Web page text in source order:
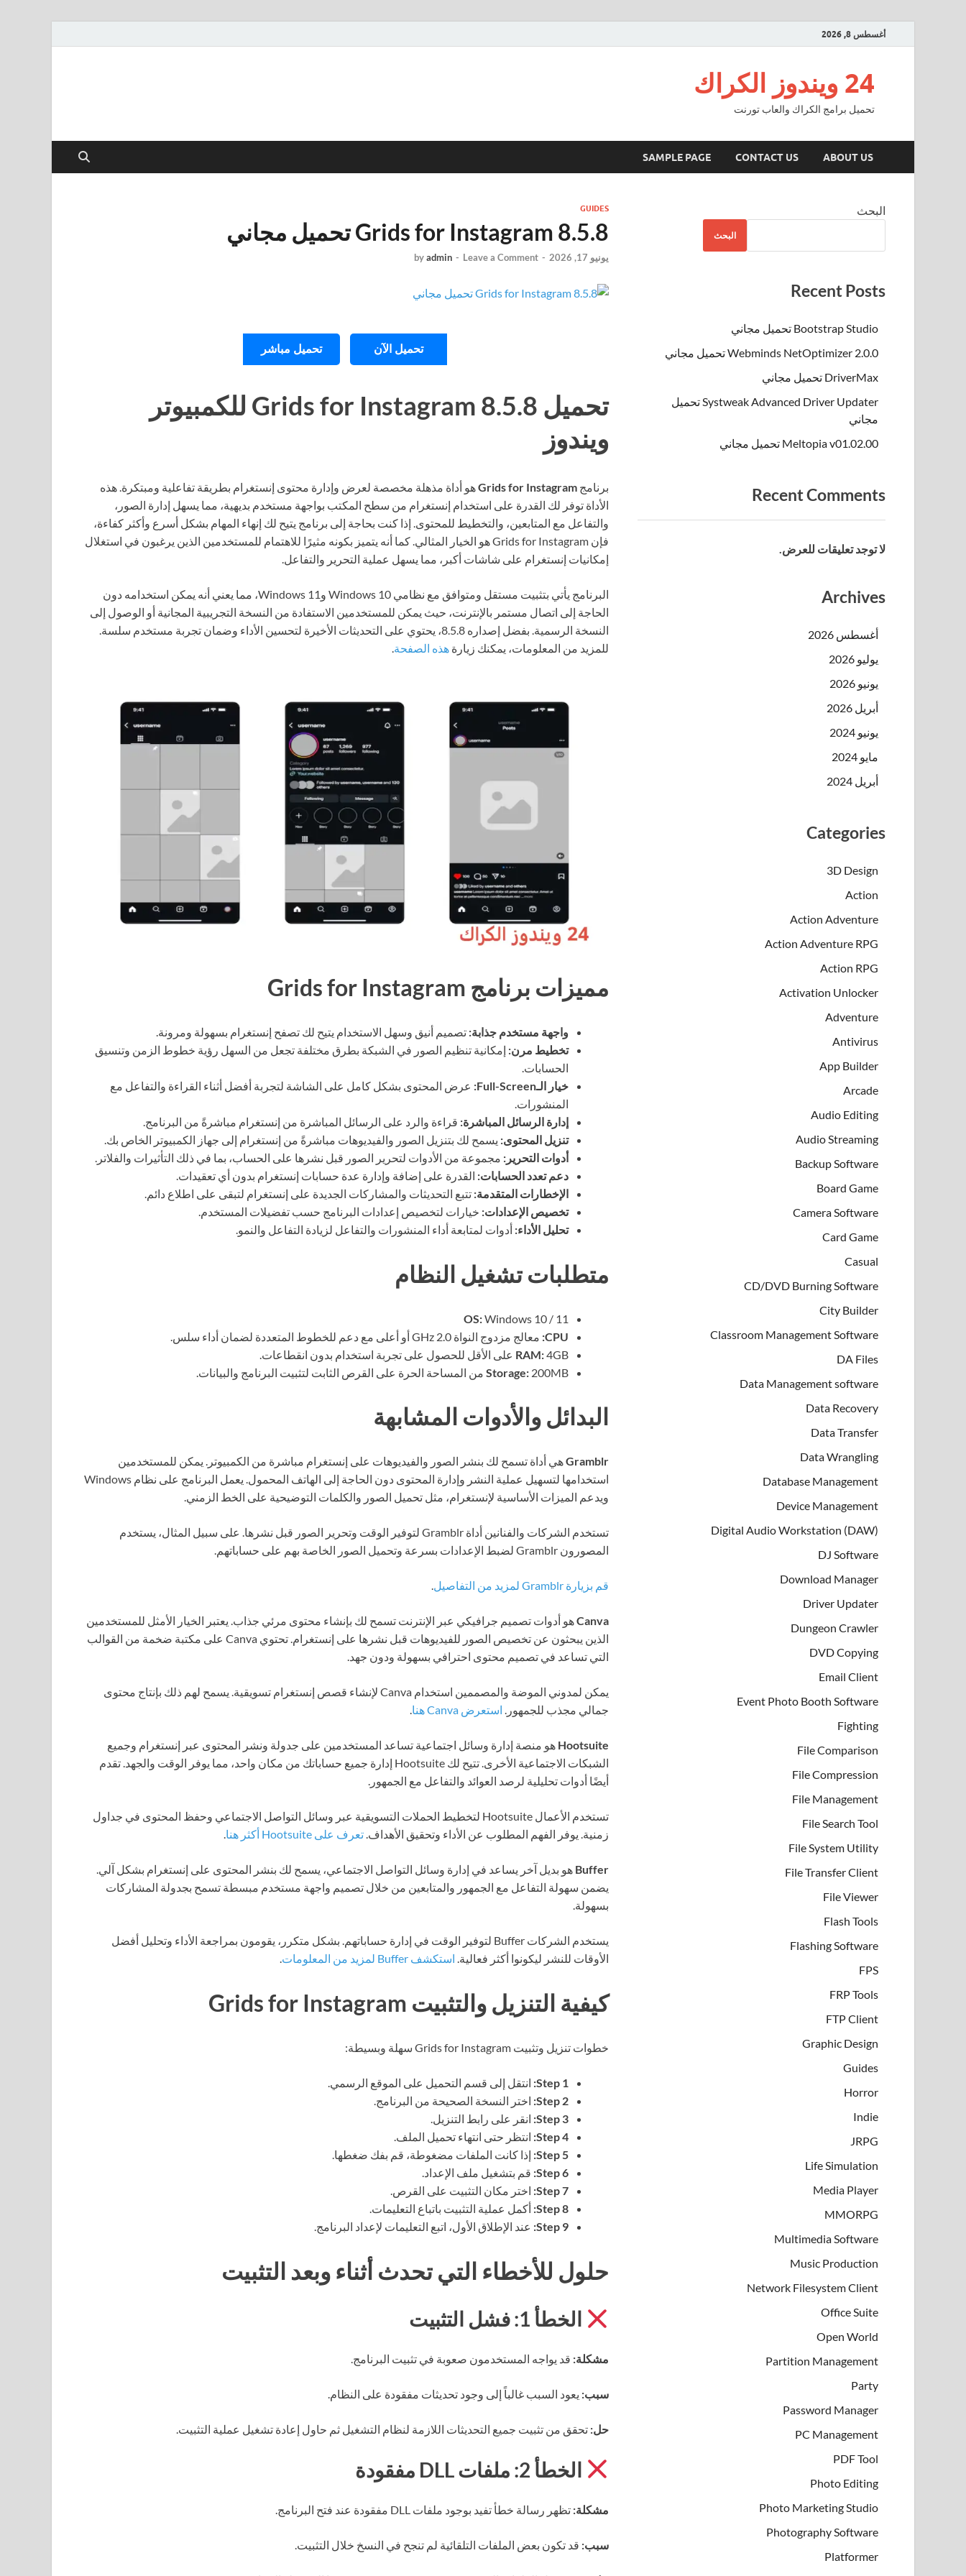
أغسطس 8, 2026
24 ويندوز الكراك
تحميل برامج الكراك والعاب تورنت
ABOUT US
CONTACT US
SAMPLE PAGE
GUIDES
Grids for Instagram 8.5.8 تحميل مجاني
يونيو 17, 2026 -
byadmin - Leave a Comment
تحميل الآن تحميل مباشر
تحميل Grids for Instagram 8.5.8 للكمبيوتر
ويندوز
برنامج Grids for Instagramهو أداة مذهلة مخصصة لعرض وإدارة محتوى إنستغرام بطريقة تفاعلية ومبتكرة. هذه
الأداة توفر لك القدرة على استخدام إنستغرام من سطح المكتب بواجهة مستخدم بديهية، مما يسهل إدارة الصور،
والتفاعل مع المتابعين، والتخطيط للمحتوى. إذا كنت بحاجة إلى برنامج يتيح لك إنهاء المهام بشكل أسرع وأكثر كفاءة،
فإن Grids for Instagram هو الخيار المثالي. كما أنه يتميز بكونه مثيرًا للاهتمام للمستخدمين الذين يرغبون في استغلال
إمكانيات إنستغرام على شاشات أكبر، مما يسهل عملية التحرير والتفاعل.
البرنامج يأتي بتثبيت مستقل ومتوافق مع نظامي Windows 10 وWindows 11، مما يعني أنه يمكن استخدامه دون
الحاجة إلى اتصال مستمر بالإنترنت، حيث يمكن للمستخدمين الاستفادة من النسخة التجريبية المجانية أو الوصول إلى
النسخة الرسمية. بفضل إصداره 8.5.8، يحتوي على التحديثات الأخيرة لتحسين الأداء وضمان تجربة مستخدم سلسة.
للمزيد من المعلومات، يمكنك زيارة هذه الصفحة.
مميزات برنامج Grids for Instagram
واجهة مستخدم جذابة: تصميم أنيق وسهل الاستخدام يتيح لك تصفح إنستغرام بسهولة ومرونة.
تخطيط مرن: إمكانية تنظيم الصور في الشبكة بطرق مختلفة تجعل من السهل رؤية خطوط الزمن وتنسيق
الحسابات.
خيار الـFull-Screen:
عرض المحتوى بشكل كامل على الشاشة لتجربة أفضل أثناء القراءة والتفاعل مع
المنشورات.
إدارة الرسائل المباشرة: قراءة والرد على الرسائل المباشرة من إنستغرام مباشرةً من البرنامج.
تنزيل المحتوى: يسمح لك بتنزيل الصور والفيديوهات مباشرةً من إنستغرام إلى جهاز الكمبيوتر الخاص بك.
أدوات التحرير: مجموعة من الأدوات لتحرير الصور قبل نشرها على الحساب، بما في ذلك التأثيرات والفلاتر.
دعم تعدد الحسابات: القدرة على إضافة وإدارة عدة حسابات إنستغرام بدون أي تعقيدات.
الإخطارات المتقدمة: تتبع التحديثات والمشاركات الجديدة على إنستغرام لتبقى على اطلاع دائم.
تخصيص الإعدادات: خيارات لتخصيص إعدادات البرنامج حسب تفضيلات المستخدم.
تحليل الأداء: أدوات لمتابعة أداء المنشورات والتفاعل لزيادة التفاعل والنمو.
متطلبات تشغيل النظام
OS:Windows 10 / 11
CPU: معالج مزدوج النواة 2.0 GHz أو أعلى مع دعم للخطوط المتعددة لضمان أداء سلس.
RAM:4GB على الأقل للحصول على تجربة استخدام بدون انقطاعات.
Storage: 200MB من المساحة الحرة على القرص الثابت لتثبيت البرنامج والبيانات.
البدائل والأدوات المشابهة
Gramblrهي أداة تسمح لك بنشر الصور والفيديوهات على إنستغرام مباشرة من الكمبيوتر. يمكن للمستخدمين
استخدامها لتسهيل عملية النشر وإدارة المحتوى دون الحاجة إلى الهاتف المحمول. يعمل البرنامج على نظام Windows
ويدعم الميزات الأساسية لإنستغرام، مثل تحميل الصور والكلمات التوضيحية على الخط الزمني.
تستخدم الشركات والفنانين أداة Gramblr لتوفير الوقت وتحرير الصور قبل نشرها. على سبيل المثال، يستخدم
المصورون Gramblr لضبط الإعدادات بسرعة وتحميل الصور الخاصة بهم على حساباتهم.
قم بزيارة Gramblr لمزيد من التفاصيل .
Canvaهو أدوات تصميم جرافيكي عبر الإنترنت تسمح لك بإنشاء محتوى مرئي جذاب. يعتبر الخيار الأمثل للمستخدمين
الذين يبحثون عن تخصيص الصور للفيديوهات قبل نشرها على إنستغرام. تحتوي Canva على مكتبة ضخمة من القوالب
التي تساعد في تصميم محتوى احترافي بسهولة ودون جهد.
يمكن لمدوني الموضة والمصممين استخدام Canva لإنشاء قصص إنستغرام تسويقية. يسمح لهم ذلك بإنتاج محتوى
جمالي مجذب للجمهور. استعرض Canva هنا .
Hootsuite هو منصة إدارة وسائل اجتماعية تساعد المستخدمين على جدولة ونشر المحتوى عبر إنستغرام وجميع
الشبكات الاجتماعية الأخرى. تتيح لك Hootsuite إدارة جميع حساباتك من مكان واحد، مما يوفر الوقت والجهد. تقدم
أيضًا أدوات تحليلية لرصد العوائد والتفاعل مع الجمهور.
تستخدم الأعمال Hootsuite لتخطيط الحملات التسويقية عبر وسائل التواصل الاجتماعي وحفظ المحتوى في جداول
زمنية. يوفر الفهم المطلوب عن الأداء وتحقيق الأهداف.تعرف على Hootsuite أكثر هنا .
Buffer هو بديل آخر يساعد في إدارة وسائل التواصل الاجتماعي، يسمح لك بنشر المحتوى على إنستغرام بشكل آلي.
يضمن سهولة التفاعل مع الجمهور والمتابعين من خلال تصميم واجهة مستخدم مبسطة تسمح بجدولة المشاركات
بسهولة.
يستخدم الشركات Buffer لتوفير الوقت في إدارة حساباتهم. بشكل متكرر، يقومون بمراجعة الأداء وتحليل أفضل
الأوقات للنشر ليكونوا أكثر فعالية. استكشف Buffer لمزيد من المعلومات .
كيفية التنزيل والتثبيت Grids for Instagram
خطوات تنزيل وتثبيت Grids for Instagram سهلة وبسيطة:
Step 1: انتقل إلى قسم التحميل على الموقع الرسمي.
Step 2: اختر النسخة الصحيحة من البرنامج.
Step 3: انقر على رابط التنزيل.
Step 4: انتظر حتى انتهاء تحميل الملف.
Step 5: إذا كانت الملفات مضغوطة، قم بفك ضغطها.
Step 6: قم بتشغيل ملف الإعداد.
Step 7: اختر مكان التثبيت على القرص.
Step 8: أكمل عملية التثبيت باتباع التعليمات.
Step 9: عند الإطلاق الأول، اتبع التعليمات لإعداد البرنامج.
حلول للأخطاء التي تحدث أثناء وبعد التثبيت
الخطأ 1: فشل التثبيت
مشكلة: قد يواجه المستخدمون صعوبة في تثبيت البرنامج.
سبب: يعود السبب غالباً إلى وجود تحديثات مفقودة على النظام.
حل: تحقق من تثبيت جميع التحديثات اللازمة لنظام التشغيل ثم حاول إعادة تشغيل عملية التثبيت.
الخطأ 2: ملفات DLL مفقودة
مشكلة: تظهر رسالة خطأ تفيد بوجود ملفات DLL مفقودة عند فتح البرنامج.
سبب: قد تكون بعض الملفات التلقائية لم تنجح في النسخ خلال التثبيت.
البحث
البحث
Recent Posts
Bootstrap Studio تحميل مجاني
Webminds NetOptimizer 2.0.0 تحميل مجاني
DriverMax تحميل مجاني
Systweak Advanced Driver Updater تحميل
مجاني
Meltopia v01.02.00 تحميل مجاني
Recent Comments
لا توجد تعليقات للعرض.
Archives
أغسطس 2026
يوليو 2026
يونيو 2026
أبريل 2026
يونيو 2024
مايو 2024
أبريل 2024
Categories
3D Design
Action
Action Adventure
Action Adventure RPG
Action RPG
Activation Unlocker
Adventure
Antivirus
App Builder
Arcade
Audio Editing
Audio Streaming
Backup Software
Board Game
Camera Software
Card Game
Casual
CD/DVD Burning Software
City Builder
Classroom Management Software
DA Files
Data Management software
Data Recovery
Data Transfer
Data Wrangling
Database Management
Device Management
Digital Audio Workstation (DAW)
DJ Software
Download Manager
Driver Updater
Dungeon Crawler
DVD Copying
Email Client
Event Photo Booth Software
Fighting
File Comparison
File Compression
File Management
File Search Tool
File System Utility
File Transfer Client
File Viewer
Flash Tools
Flashing Software
FPS
FRP Tools
FTP Client
Graphic Design
Guides
Horror
Indie
JRPG
Life Simulation
Media Player
MMORPG
Multimedia Software
Music Production
Network Filesystem Client
Office Suite
Open World
Partition Management
Party
Password Manager
PC Management
PDF Tool
Photo Editing
Photo Marketing Studio
Photography Software
Platformer